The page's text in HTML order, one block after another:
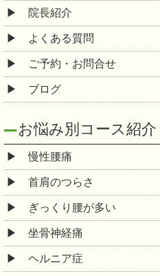
院長紹介
よくある質問
ご予約・お問合せ
ブログ
お悩み別コース紹介
慢性腰痛
首肩のつらさ
ぎっくり腰が多い
坐骨神経痛
ヘルニア症